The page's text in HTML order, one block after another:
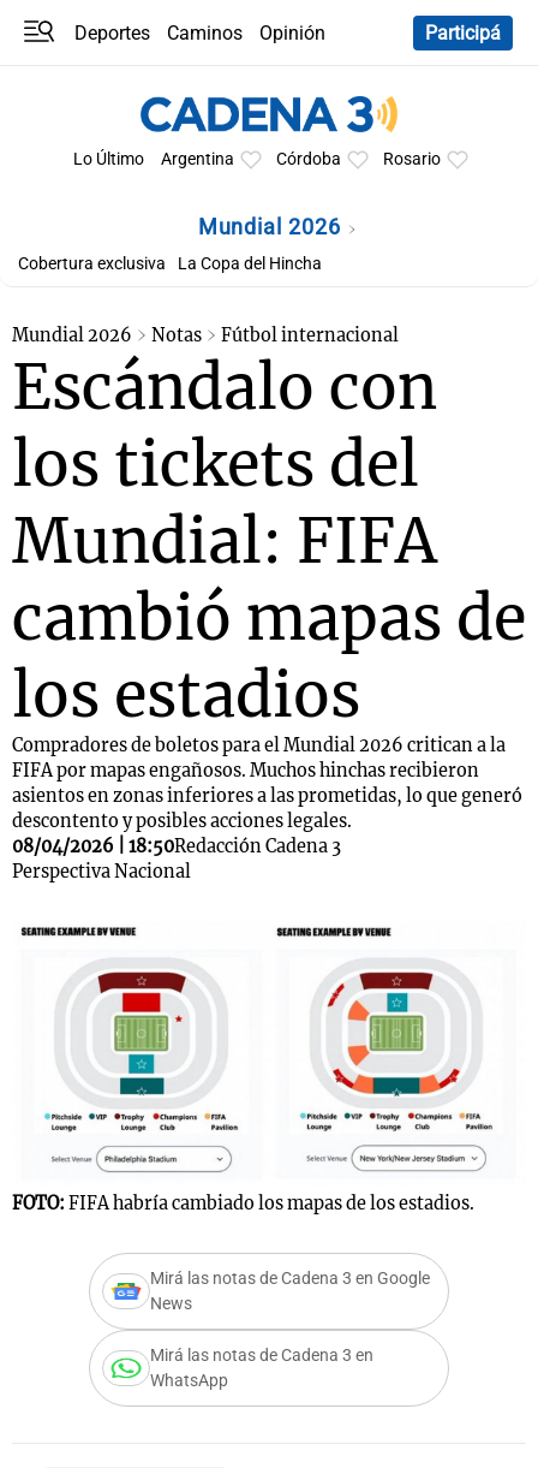
Deportes Caminos
Opinión
Participá
Lo Último Argentina Córdoba Rosario
Mundial 2026
Cobertura exclusiva La Copa del Hincha
Mundial 2026 Notas Fútbol internacional
Escándalo con
los tickets del
Mundial: FIFA
cambió mapas de
los estadios
Compradores de boletos para el Mundial 2026 critican a la
FIFA por mapas engañosos. Muchos hinchas recibieron
asientos en zonas inferiores a las prometidas, lo que generó
descontento y posibles acciones legales.
08/04/2026 | 18:50Redacción Cadena 3
Perspectiva Nacional
FOTO: FIFA habría cambiado los mapas de los estadios.
Mirá las notas de Cadena 3 en Google
News
Mirá las notas de Cadena 3 en
WhatsApp
Notas
Mundial 2026
Notas
Cadena 3